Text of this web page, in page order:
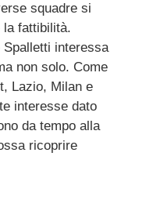
squadre si
la fattibilità.
Spalletti interessa
non solo. Come
Lazio, Milan e
interesse dato
da tempo alla
ricoprire